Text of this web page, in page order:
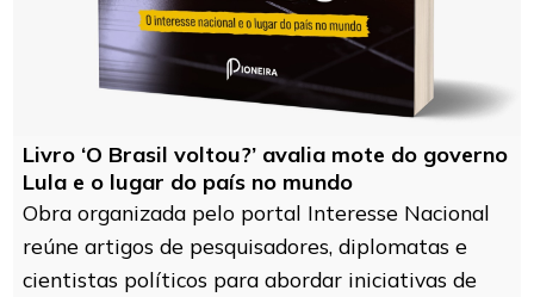
Livro ‘O Brasil voltou?’ avalia mote do governo
Lula e o lugar do país no mundo
Obra organizada pelo portal Interesse Nacional
reúne artigos de pesquisadores, diplomatas e
cientistas políticos para abordar iniciativas de